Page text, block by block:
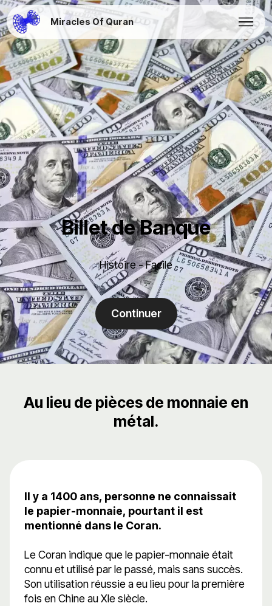
Miracles Of Quran
Billet de Banque
Histoire - Facile
Continuer
Au lieu de pièces de monnaie en
métal.
Il y a 1400 ans, personne ne connaissait
le papier-monnaie, pourtant il est
mentionné dans le Coran.
Le Coran indique que le papier-monnaie était
connu et utilisé par le passé, mais sans succès.
Son utilisation réussie a eu lieu pour la première
fois en Chine au XIe siècle.